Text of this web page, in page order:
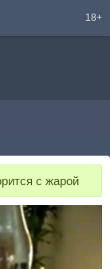
18+
с жарой